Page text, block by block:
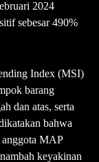
2024
sebesar 490%
Index (MSI)
barang
dan atas, serta
bahwa
MAP
keyakinan